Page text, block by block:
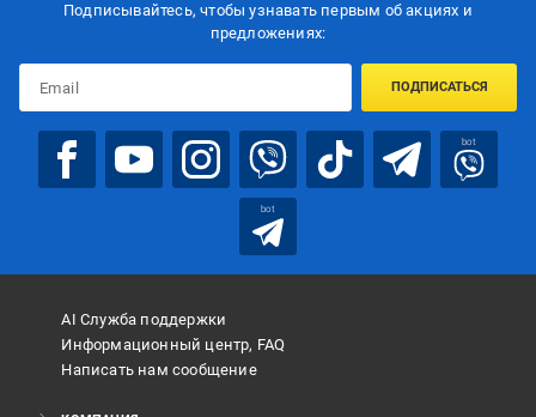
Подписывайтесь, чтобы узнавать первым об акцияx и
предложениях:
ПОДПИСАТЬСЯ
bot
bot
AI Служба поддержки
Информационный центр, FAQ
Написать нам сообщение